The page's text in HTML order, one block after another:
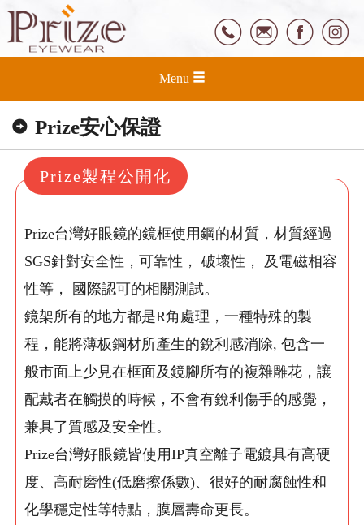
Menu
Prize安心保證
Prize製程公開化
Prize台灣好眼鏡的鏡框使用鋼的材質，材質經過
SGS針對安全性，可靠性， 破壞性， 及電磁相容
性等， 國際認可的相關測試。
鏡架所有的地方都是R角處理，一種特殊的製
程，能將薄板鋼材所產生的銳利感消除, 包含一
般市面上少見在框面及鏡腳所有的複雜雕花，讓
配戴者在觸摸的時候，不會有銳利傷手的感覺，
兼具了質感及安全性。
Prize台灣好眼鏡皆使用IP真空離子電鍍具有高硬
度、高耐磨性(低磨擦係數)、很好的耐腐蝕性和
化學穩定性等特點，膜層壽命更長。